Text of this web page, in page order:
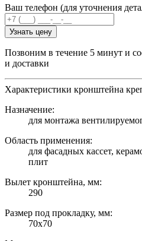
Ваш телефон (для уточнения
Узнать цену
Позвоним в течение 5 минут и
и доставки
Характеристики кронштейна
Назначение:
для монтажа
Область применения:
для фасадных кассет,
плит
Вылет кронштейна, мм:
290
Размер под прокладку, мм:
70х70